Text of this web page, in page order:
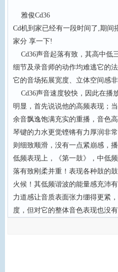
雅俊Cd36
Cd机到家已经有一段时间了,期
家分 享一下!
Cd36声音起落有致，其高中低
细节及录音师的动作均难逃它的
它的音场拓展宽度、立体空间感
Cd36声音速度较快，因此在播
明显，首先说说他的高频表现；
余音飘逸饱满充实的重播，音色
琴键的力水更觉铿锵有力厚润非
则细致顺滑，没有一点紧崩感，
低频表现上，《第一鼓》，中低
落有致刚柔并重！表现各种鼓的
火候！其低频谐波的能量感充沛
力道感让音质表面张力绷得更紧
度，但对它的整体音色表现也没有